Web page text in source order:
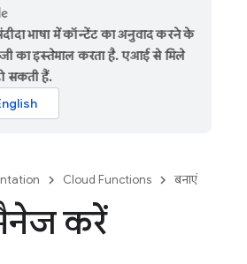
भाषा में कॉन्टेंट का अनुवाद करने के
का इस्तेमाल करता है. एआई से मिले
सकती हैं.
Cloud Functions बनाएं
करें